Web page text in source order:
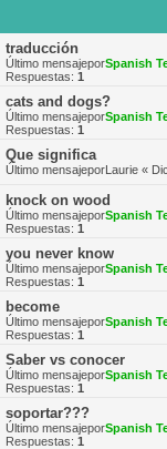
traducción
Último mensajeporSpanish
Respuestas: 1
cats and dogs?
Último mensajeporSpanish
Respuestas: 1
Que significa
Último mensajeporLaurie «
knock on wood
Último mensajeporSpanish
Respuestas: 1
you never know
Último mensajeporSpanish
Respuestas: 1
become
Último mensajeporSpanish
Respuestas: 1
Saber vs conocer
Último mensajeporSpanish
Respuestas: 1
soportar???
Último mensajeporSpanish
Respuestas: 1